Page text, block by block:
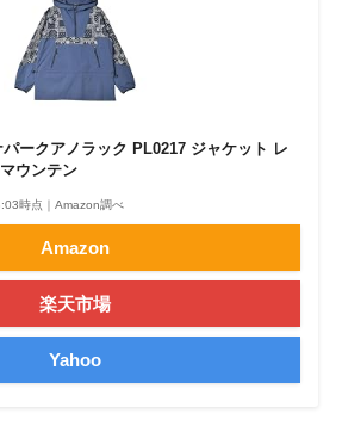
ークアノラック PL0217 ジャケット レ
ウンテン
時点｜Amazon調べ
Amazon
楽天市場
Yahoo